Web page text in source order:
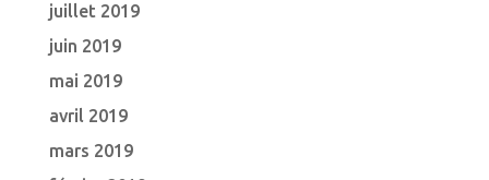
juillet 2019
juin 2019
mai 2019
avril 2019
mars 2019